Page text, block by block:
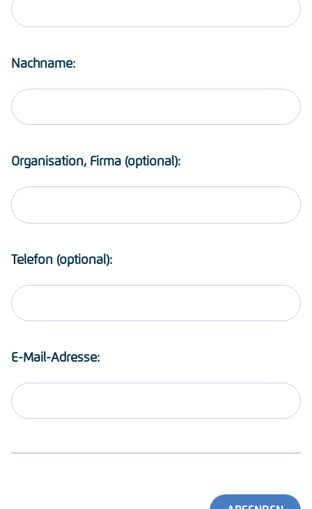
Nachname:
Organisation, Firma (optional):
Telefon (optional):
E-Mail-Adresse: